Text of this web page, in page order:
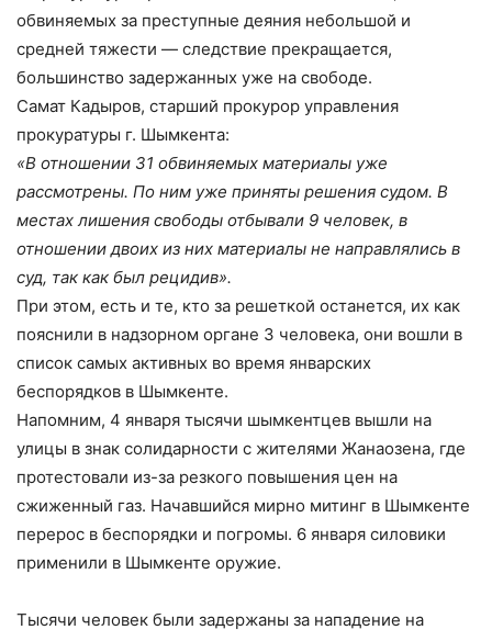
обвиняемых за преступные деяния небольшой и
средней тяжести — следствие прекращается,
большинство задержанных уже на свободе.
Самат Кадыров, старший прокурор управления
прокуратуры г. Шымкента:
«В отношении 31 обвиняемых материалы уже
рассмотрены. По ним уже приняты решения судом. В
местах лишения свободы отбывали 9 человек, в
отношении двоих из них материалы не направлялись в
суд, так как был рецидив».
При этом, есть и те, кто за решеткой останется, их как
пояснили в надзорном органе 3 человека, они вошли в
список самых активных во время январских
беспорядков в Шымкенте.
Напомним, 4 января тысячи шымкентцев вышли на
улицы в знак солидарности с жителями Жанаозена, где
протестовали из-за резкого повышения цен на
сжиженный газ. Начавшийся мирно митинг в Шымкенте
перерос в беспорядки и погромы. 6 января силовики
применили в Шымкенте оружие.
Тысячи человек были задержаны за нападение на